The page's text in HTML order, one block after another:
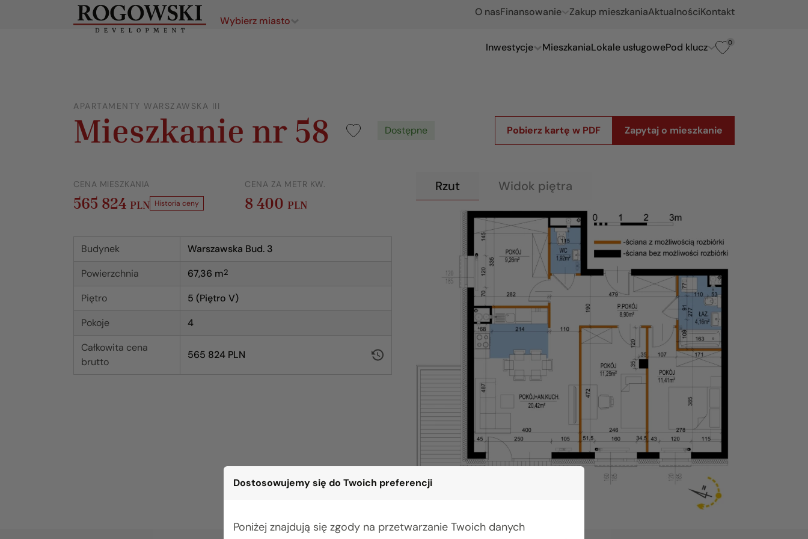
Dostosowujemy się do Twoich preferencji
Poniżej znajdują się zgody na przetwarzanie Twoich danych
O nasFinansowanie Zakup mieszkaniaAktualnościKontakt
Wybierz miasto
Inwestycje MieszkaniaLokale usługowePod klucz 0
APARTAMENTY WARSZAWSKA III
Mieszkanie nr 58 Dostępne Pobierz kartę w PDF Zapytaj o mieszkanie
CENA MIESZKANIA
565 824 PLN Historia ceny
CENA ZA METR KW.
8 400 PLN
Budynek
Warszawska Bud. 3
Powierzchnia
67,36 m2
Piętro
5 (Piętro V)
Pokoje
4
Całkowita cena
brutto
565 824 PLN
Rzut Widok piętra